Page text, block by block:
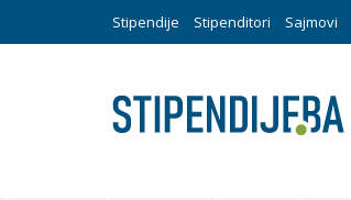
Stipendije Stipenditori Sajmovi